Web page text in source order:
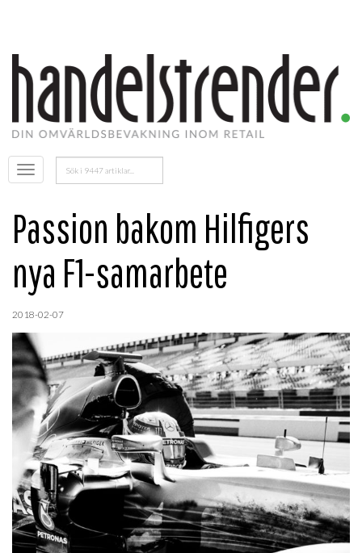
Öppna
menyn
Sök
efter:
Passion bakom Hilfigers
nya F1-samarbete
2018-02-07